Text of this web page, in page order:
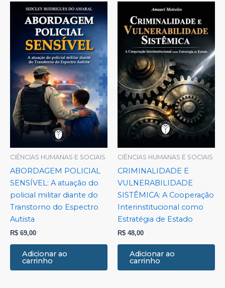
CIÊNCIAS HUMANAS E SOCIAIS
ABORDAGEM POLICIAL
SENSÍVEL: A atuação do
policial militar diante do
Transtorno do Espectro
Autista
R$ 69,00
Adicionar ao
carrinho
CIÊNCIAS HUMANAS E SOCIAIS
CRIMINALIDADE E
VULNERABILIDADE
SISTÊMICA: A Cooperação
Interinstitucional como
Estratégia de Estado
R$ 48,00
Adicionar ao
carrinho